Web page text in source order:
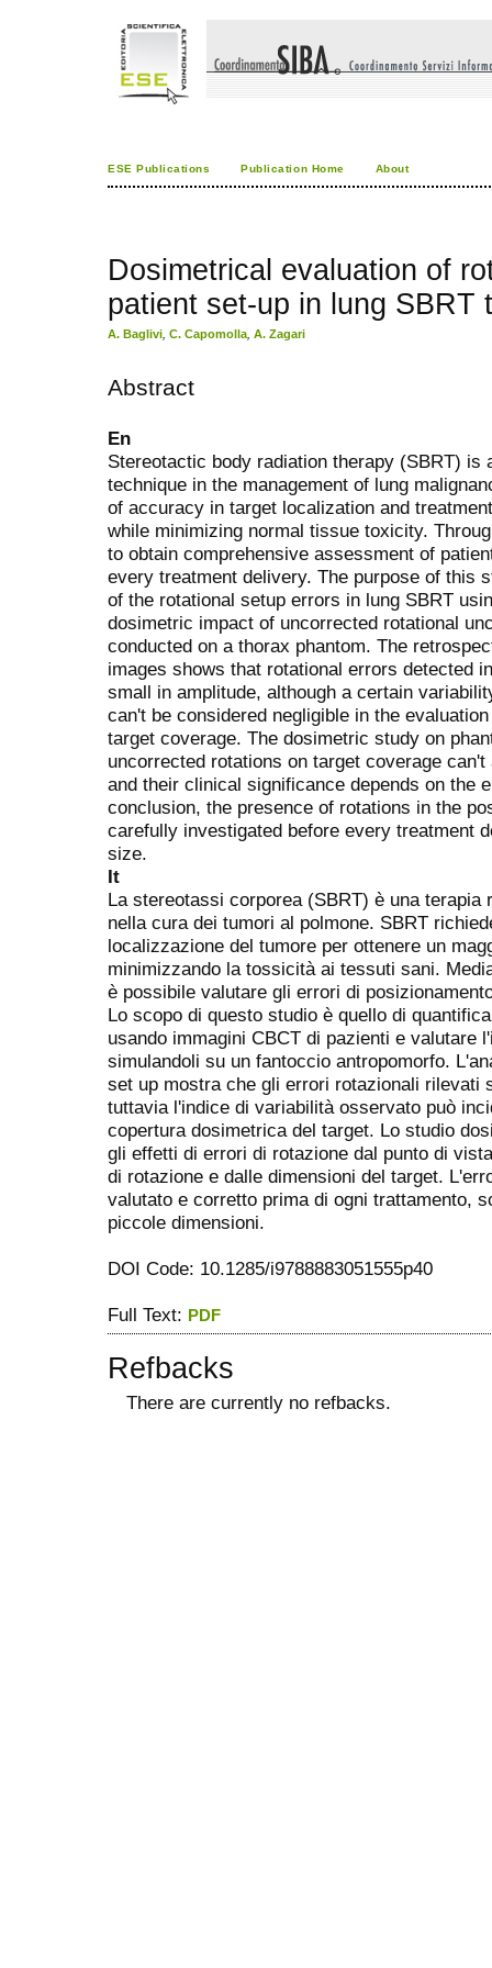
ESE Publications Publication Home About
Dosimetrical evaluation of
patient set-up in lung SBRT
A. Baglivi C. Capomolla A. Zagari
Abstract
En
Stereotactic body radiation therapy (SBRT) is
technique in the management of lung
of accuracy in target localization and
while minimizing normal tissue toxicity.
to obtain comprehensive assessment of
every treatment delivery. The purpose of this
of the rotational setup errors in lung SBRT
dosimetric impact of uncorrected rotational
conducted on a thorax phantom. The
images shows that rotational errors detected
small in amplitude, although a certain
can't be considered negligible in the
target coverage. The dosimetric study on
uncorrected rotations on target coverage
and their clinical significance depends on the
conclusion, the presence of rotations in the
carefully investigated before every treatment
size.
It
La stereotassi corporea (SBRT) è una
nella cura dei tumori al polmone. SBRT
localizzazione del tumore per ottenere un
minimizzando la tossicità ai tessuti sani.
è possibile valutare gli errori di
Lo scopo di questo studio è quello di
usando immagini CBCT di pazienti e valutare
simulandoli su un fantoccio antropomorfo.
set up mostra che gli errori rotazionali rilevati
tuttavia l'indice di variabilità osservato può
copertura dosimetrica del target. Lo studio
gli effetti di errori di rotazione dal punto di
di rotazione e dalle dimensioni del target.
valutato e corretto prima di ogni trattamento,
piccole dimensioni.
DOI Code: 10.1285/i9788883051555p40
Full Text: PDF
Refbacks
There are currently no refbacks.